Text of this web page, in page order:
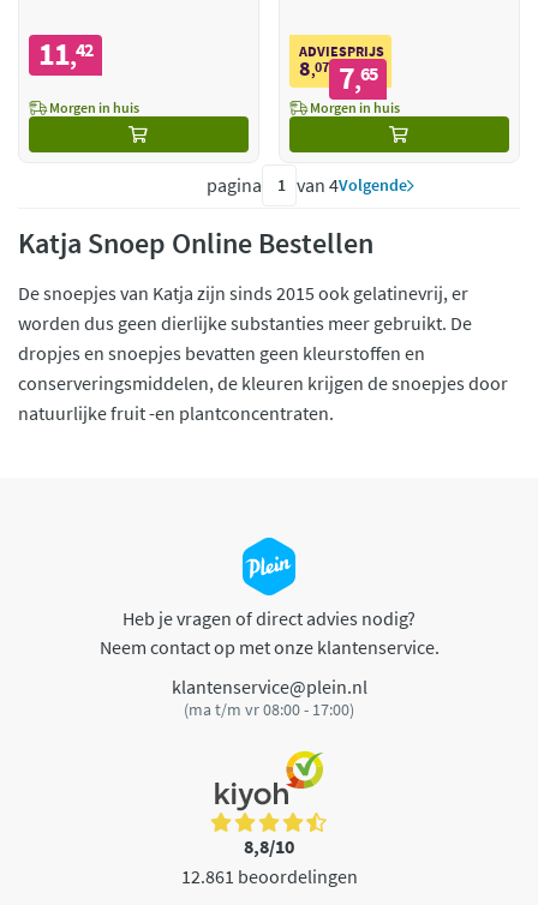
11,42
Morgen in huis
ADVIESPRIJS
8,07 7,65
Morgen in huis
pagina van 4Volgende
Katja Snoep Online Bestellen
De snoepjes van Katja zijn sinds 2015 ook gelatinevrij, er
worden dus geen dierlijke substanties meer gebruikt. De
dropjes en snoepjes bevatten geen kleurstoffen en
conserveringsmiddelen, de kleuren krijgen de snoepjes door
natuurlijke fruit -en plantconcentraten.
Heb je vragen of direct advies nodig?
Neem contact op met onze klantenservice.
klantenservice@plein.nl
(ma t/m vr 08:00 - 17:00)
8,8/10
12.861 beoordelingen